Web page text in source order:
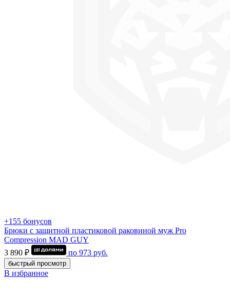
+155 бонусов
Брюки с защитной пластиковой раковиной муж Pro
Compression MAD GUY
3 890 ₽
по 973 руб.
быстрый просмотр
В избранное